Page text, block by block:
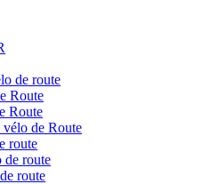
de route
Route
Route
vélo de Route
route
de route
route